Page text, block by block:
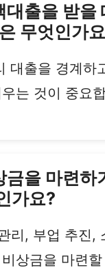
대출을 받을
무엇인가
대출을 경계하
는 것이 중요
금을 마련하
가요?
리, 부업 추진,
상금을 마련